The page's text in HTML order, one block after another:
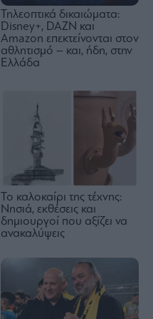
Τηλεοπτικά δικαιώματα:
Disney+, DAZN και
Amazon επεκτείνονται στον
αθλητισμό – και, ήδη, στην
Ελλάδα
Το καλοκαίρι της τέχνης:
Νησιά, εκθέσεις και
δημιουργοί που αξίζει να
ανακαλύψεις